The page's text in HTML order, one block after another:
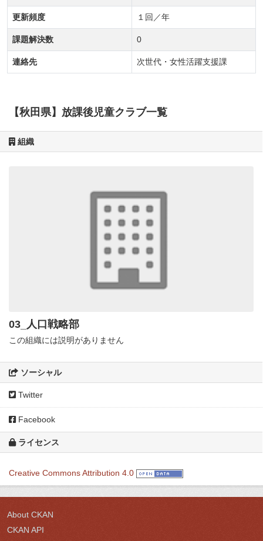
【秋田県】放課後児童クラブ一覧
組織
03_人口戦略部
この組織には説明がありません
ソーシャル
Twitter
Facebook
ライセンス
Creative Commons Attribution 4.0
更新頻度 １回／年
課題解決数 0
連絡先 次世代・女性活躍支援課
About CKAN
CKAN API